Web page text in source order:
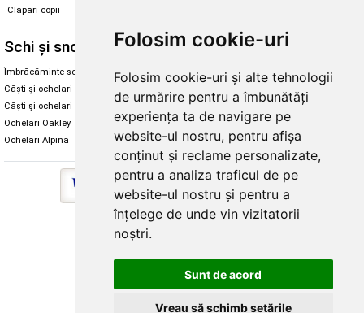
Folosim cookie-uri
Folosim cookie-uri și alte tehnologii
de urmărire pentru a îmbunătăți
experiența ta de navigare pe
website-ul nostru, pentru afișa
conținut și reclame personalizate,
pentru a analiza traficul de pe
website-ul nostru și pentru a
înțelege de unde vin vizitatorii
noștri.
Sunt de acord
Vreau să schimb setările
Clăpari copii
Schi și snowboard
Îmbrăcăminte schi și snowboard
Căști și ochelari de iarnă
Căști și ochelari Alpina
Ochelari Oakley
Ochelari Alpina
Diverse
Cum aleg rolele
Cum aleg ochelarii
Ochelari de soare Oakley
Ochelari de soare Alpina
Intretinere manusi